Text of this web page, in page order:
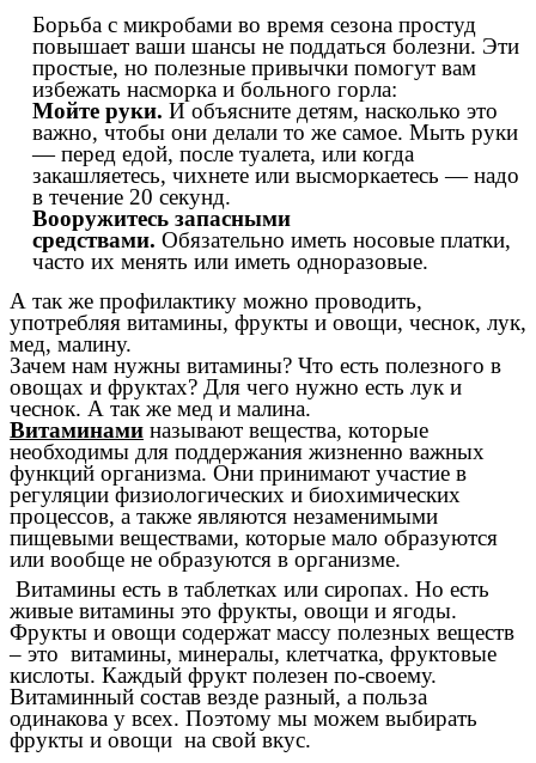
Борьба с микробами во время сезона простуд
повышает ваши шансы не поддаться болезни. Эти
простые, но полезные привычки помогут вам
избежать насморка и больного горла:
Мойте руки. И объясните детям, насколько это
важно, чтобы они делали то же самое. Мыть руки
— перед едой, после туалета, или когда
закашляетесь, чихнете или высморкаетесь — надо
в течение 20 секунд.
Вооружитесь запасными
средствами. Обязательно иметь носовые платки,
часто их менять или иметь одноразовые.
А так же профилактику можно проводить,
употребляя витамины, фрукты и овощи, чеснок, лук,
мед, малину.
Зачем нам нужны витамины? Что есть полезного в
овощах и фруктах? Для чего нужно есть лук и
чеснок. А так же мед и малина.
Витаминами называют вещества, которые
необходимы для поддержания жизненно важных
функций организма. Они принимают участие в
регуляции физиологических и биохимических
процессов, а также являются незаменимыми
пищевыми веществами, которые мало образуются
или вообще не образуются в организме.
Витамины есть в таблетках или сиропах. Но есть
живые витамины это фрукты, овощи и ягоды.
Фрукты и овощи содержат массу полезных веществ
– это витамины, минералы, клетчатка, фруктовые
кислоты. Каждый фрукт полезен по-своему.
Витаминный состав везде разный, а польза
одинакова у всех. Поэтому мы можем выбирать
фрукты и овощи на свой вкус.